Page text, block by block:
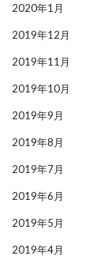
2020年1月
2019年12月
2019年11月
2019年10月
2019年9月
2019年8月
2019年7月
2019年6月
2019年5月
2019年4月